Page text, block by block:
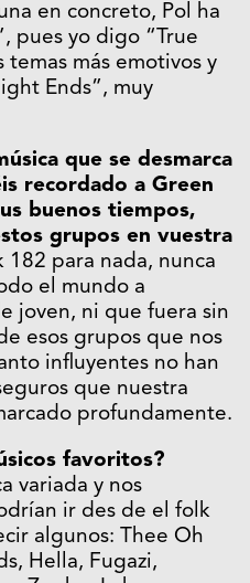
en concreto, Pol ha
pues yo digo “True
temas más emotivos y
Ends”, muy
que se desmarca
recordado a Green
buenos tiempos,
grupos en vuestra
182 para nada, nunca
el mundo a
joven, ni que fuera sin
esos grupos que nos
influyentes no han
que nuestra
profundamente.
favoritos?
variada y nos
ir des de el folk
algunos: Thee Oh
Hella, Fugazi,